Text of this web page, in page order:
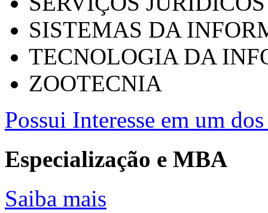
SISTEMAS DA
TECNOLOGIA DA
ZOOTECNIA
Possui Interesse em um
Especialização e MBA
Saiba mais